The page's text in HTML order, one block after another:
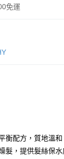
免運
衡配方，質地溫和
髮，提供髮絲保水